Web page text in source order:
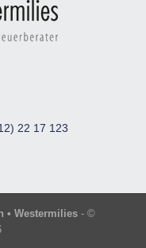
22 17 123
• Westermilies- ©